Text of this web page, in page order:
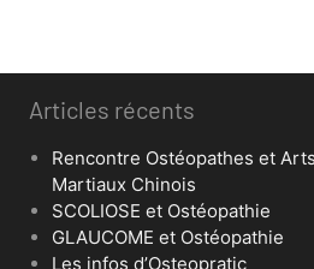
Articles récents
Rencontre Ostéopathes et
Martiaux Chinois
SCOLIOSE et Ostéopathie
GLAUCOME et Ostéopathie
Les infos d’Osteopratic